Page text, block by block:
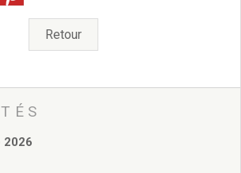
nous voir
Techniques
Scolaires
Retour
2026